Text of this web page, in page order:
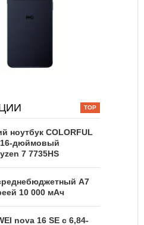
ноутбук COLORFUL
16-дюймовый
7 7735HS
A7
10 000 мАч
nova 16 SE с 6,84-